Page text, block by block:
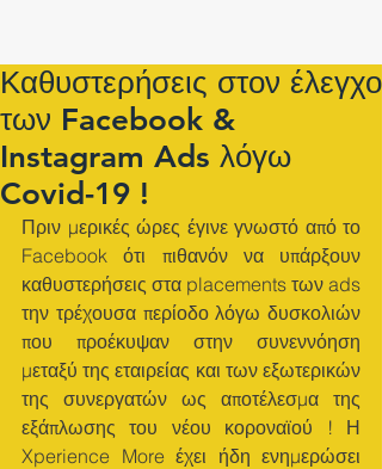
Καθυστερήσεις στον έλεγχο
των Facebook &
Instagram Ads λόγω
Covid-19 !
Πριν μερικές ώρες έγινε γνωστό από το
Facebook ότι πιθανόν να υπάρξουν
καθυστερήσεις στα placements των ads
την τρέχουσα περίοδο λόγω δυσκολιών
που προέκυψαν στην συνεννόηση
μεταξύ της εταιρείας και των εξωτερικών
της συνεργατών ως αποτέλεσμα της
εξάπλωσης του νέου κοροναϊού ! Η
Xperience More έχει ήδη ενημερώσει